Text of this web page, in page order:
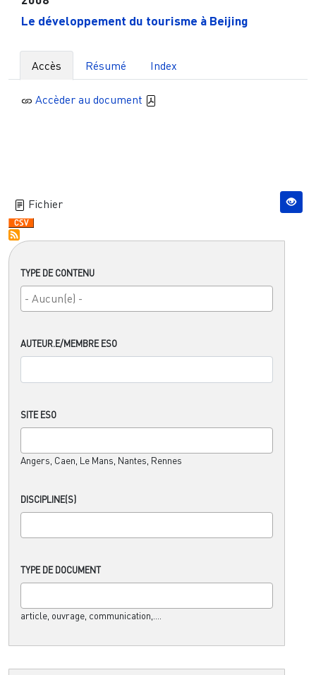
TYPE DE CONTENU
AUTEUR.E/MEMBRE ESO
SITE ESO
Angers, Caen, Le Mans, Nantes, Rennes
DISCIPLINE(S)
TYPE DE DOCUMENT
article, ouvrage, communication,....
Le développement du tourisme à Beijing
Accès Résumé Index
Accèder au document
Fichier